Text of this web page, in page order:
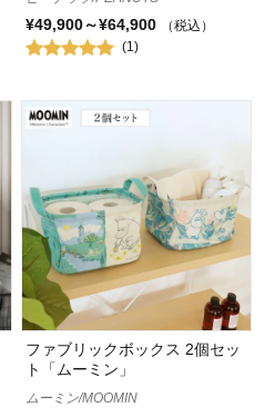
¥49,900～¥64,900
（税込）
(1)
ファブリックボックス 2個セッ
ト「ムーミン」
ムーミン/MOOMIN